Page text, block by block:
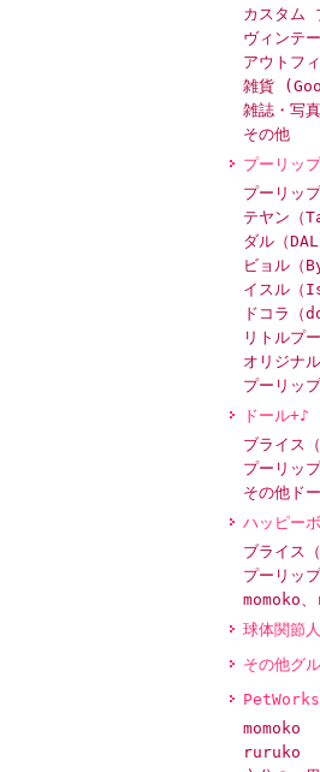
カスタム
ヴィンテ
アウト
雑貨
雑誌・写
その他
プーリッ
プーリッ
テヤン（
ダル（DAL
ビョル（
イスル（
ドコラ（
リトルプ
オリジナ
プーリッ
ドール+♪
ブライス
プーリッ
その他ド
ハッピー
ブライス
プーリッ
momoko
球体関節
その他グ
momoko
ruruko